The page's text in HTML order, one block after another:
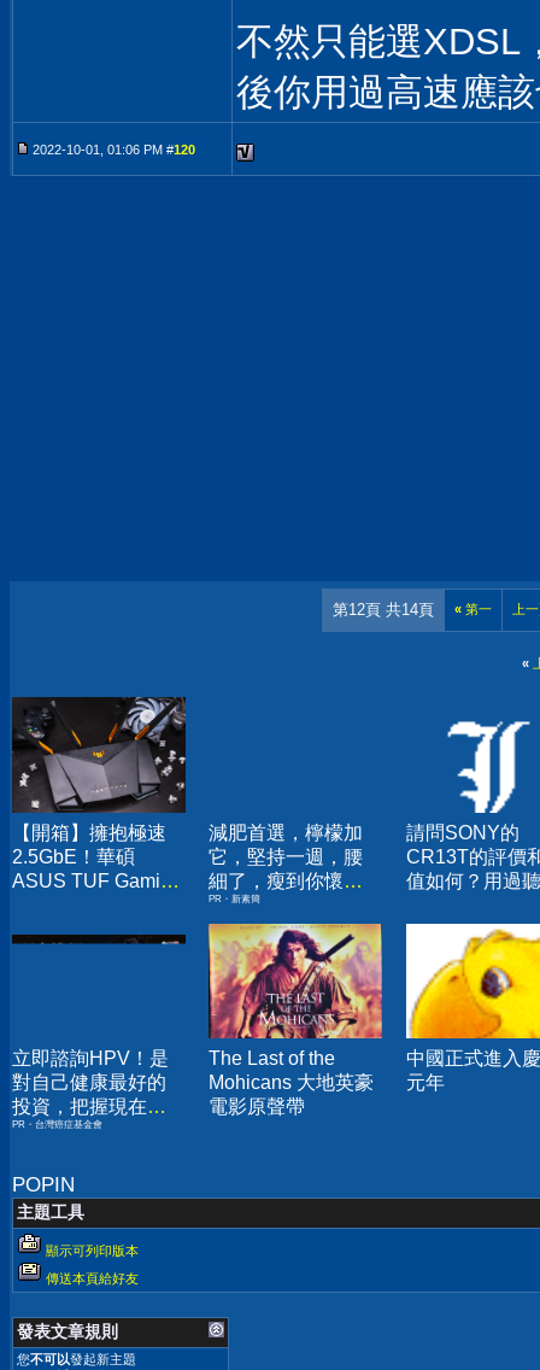
不然只能選XDSL
後你用過高速應
2022-10-01, 01:06 PM #120
第12頁 共14頁 « 第一 上
«
【開箱】擁抱極速
2.5GbE！華碩
ASUS TUF Gaming
減肥首選，檸檬加
它，堅持一週，腰
細了，瘦到你懷疑
人生
PR・新素簡
請問SONY的
CR13T的評價
值如何？用過
立即諮詢HPV！是
對自己健康最好的
投資，把握現在不
嫌晚！
PR・台灣癌症基金會
The Last of the
Mohicans 大地英豪
電影原聲帶
中國正式進入
元年
POPIN
主題工具
顯示可列印版本
傳送本頁給好友
發表文章規則
您不可以發起新主題